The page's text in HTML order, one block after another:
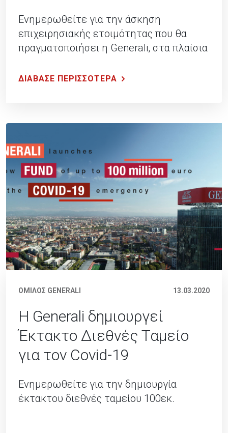
Ενημερωθείτε για την άσκηση
επιχειρησιακής ετοιμότητας που θα
πραγματοποιήσει η Generali, στα πλαίσια
ΔΙΑΒΑΣΕ ΠΕΡΙΣΣΟΤΕΡΑ
ΟΜΙΛΟΣ GENERALI 13.03.2020
Η Generali δημιουργεί
Έκτακτο Διεθνές Ταμείο
για τον Covid-19
Ενημερωθείτε για την δημιουργία
έκτακτου διεθνές ταμείου 100εκ.